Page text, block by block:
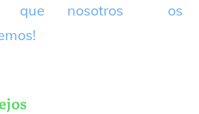
que nosotros os